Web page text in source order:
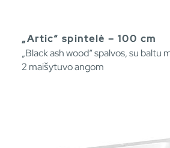
„Artic“ spintelė – 100 cm
„Black ash wood“ spalvos, su baltu
2 maišytuvo angom